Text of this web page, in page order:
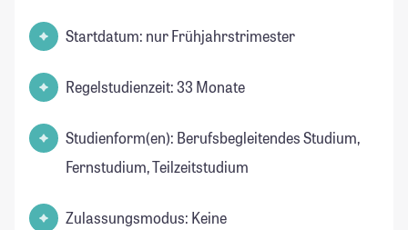
Startdatum: nur Frühjahrstrimester
Regelstudienzeit: 33 Monate
Studienform(en): Berufsbegleitendes Studium,
Fernstudium, Teilzeitstudium
Zulassungsmodus: Keine